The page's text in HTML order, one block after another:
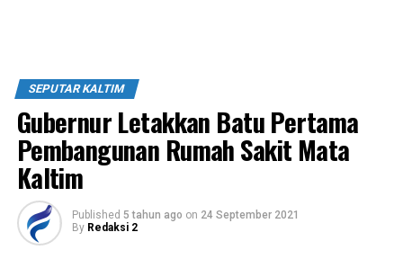
SEPUTAR KALTIM
Gubernur Letakkan Batu Pertama
Pembangunan Rumah Sakit Mata
Kaltim
Published 5 tahun ago on 24 September 2021
By Redaksi 2